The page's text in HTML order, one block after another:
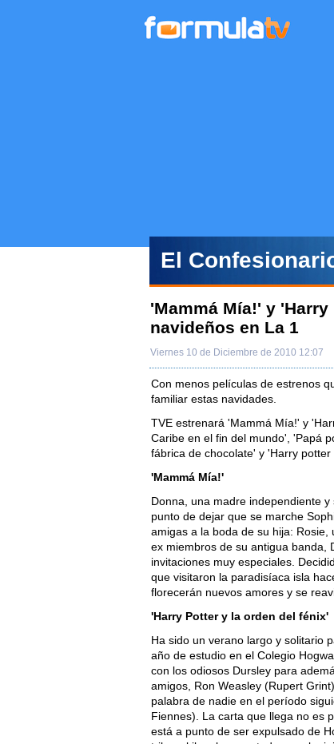
El
'Mammá Mía!' y
navideños en La 1
Viernes 10 de Diciembre de 2010 12:07
Con menos películas de estrenos
familiar estas navidades.
TVE estrenará 'Mammá Mía!' y
Caribe en el fin del mundo', 'Papá
fábrica de chocolate' y 'Harry
'Mammá Mía!'
Donna, una madre independiente
punto de dejar que se marche
amigas a la boda de su hija:
ex miembros de su antigua banda,
invitaciones muy especiales.
que visitaron la paradisíaca isla
florecerán nuevos amores y se
'Harry Potter y la orden del fénix'
Ha sido un verano largo y solitario
año de estudio en el Colegio
con los odiosos Dursley para
amigos, Ron Weasley (Rupert
palabra de nadie en el período
Fiennes). La carta que llega no es
está a punto de ser expulsado de